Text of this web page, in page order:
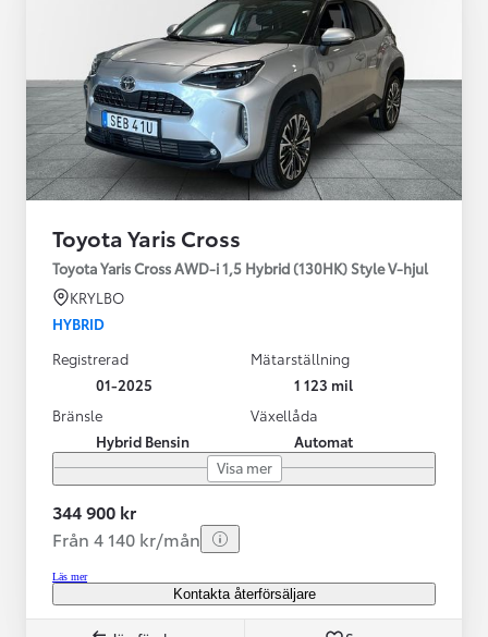
Toyota Yaris Cross
Toyota Yaris Cross AWD-i 1,5 Hybrid (130HK) Style V-hjul
KRYLBO
HYBRID
Registrerad
01-2025
Mätarställning
1 123 mil
Bränsle
Hybrid Bensin
Växellåda
Automat
Visa mer
344 900 kr
Från 4 140 kr/mån
Läs mer
Kontakta återförsäljare